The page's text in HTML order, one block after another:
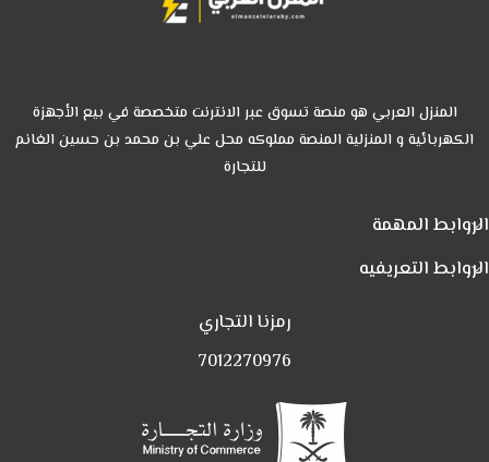
المنزل العربي هو منصة تسوق عبر الانترنت متخصصة في بيع الأجهزة
الكهربائية و المنزلية المنصة مملوكه محل علي بن محمد بن حسين الغانم
للتجارة
الروابط المهمة
الروابط التعريفيه
رمزنا التجاري
7012270976